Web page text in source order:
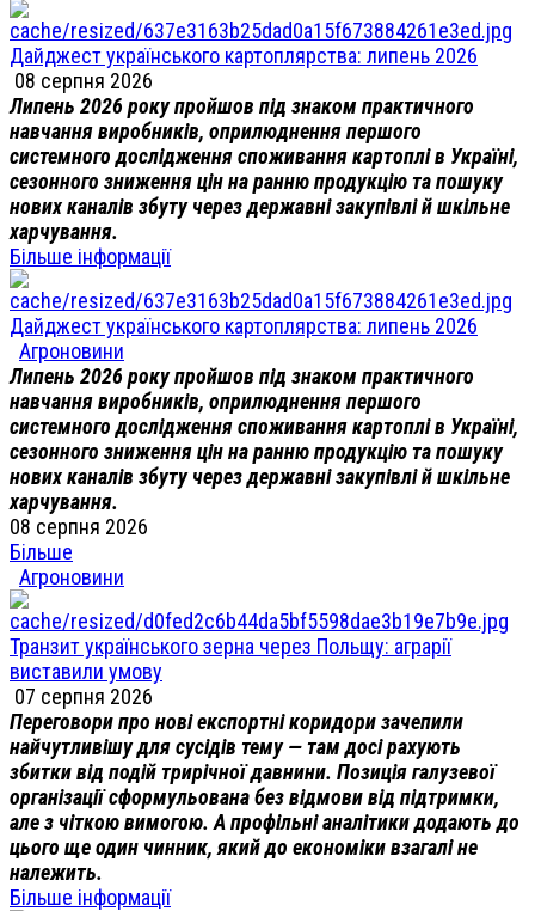
Дайджест українського картоплярства: липень 2026
08 серпня 2026
Липень 2026 року пройшов під знаком практичного
навчання виробників, оприлюднення першого
системного дослідження споживання картоплі в Україні,
сезонного зниження цін на ранню продукцію та пошуку
нових каналів збуту через державні закупівлі й шкільне
харчування.
Більше інформації
Дайджест українського картоплярства: липень 2026
Агроновини
Липень 2026 року пройшов під знаком практичного
навчання виробників, оприлюднення першого
системного дослідження споживання картоплі в Україні,
сезонного зниження цін на ранню продукцію та пошуку
нових каналів збуту через державні закупівлі й шкільне
харчування.
08 серпня 2026
Більше
Агроновини
Транзит українського зерна через Польщу: аграрії
виставили умову
07 серпня 2026
Переговори про нові експортні коридори зачепили
найчутливішу для сусідів тему — там досі рахують
збитки від подій трирічної давнини. Позиція галузевої
організації сформульована без відмови від підтримки,
але з чіткою вимогою. А профільні аналітики додають до
цього ще один чинник, який до економіки взагалі не
належить.
Більше інформації